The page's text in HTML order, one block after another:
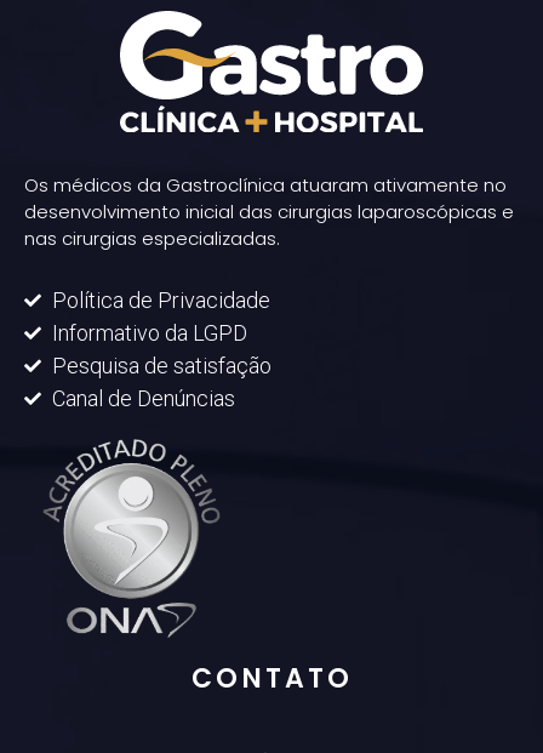
Os médicos da Gastroclínica atuaram ativamente no
desenvolvimento inicial das cirurgias laparoscópicas e
nas cirurgias especializadas.
Política de Privacidade
Informativo da LGPD
Pesquisa de satisfação
Canal de Denúncias
CONTATO